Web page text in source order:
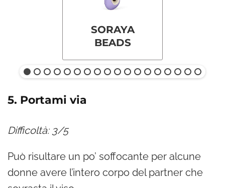
SORAYA
BEADS
5. Portami via
Difficoltà: 3/5
Può risultare un po’ soffocante per alcune
donne avere l’intero corpo del partner che